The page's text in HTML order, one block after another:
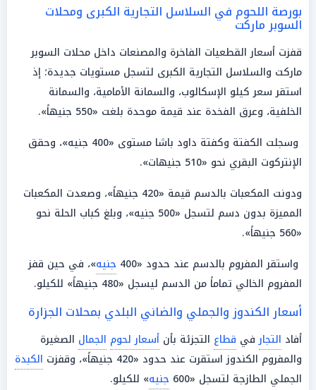
بورصة اللحوم في السلاسل التجارية الكبرى ومحلات
السوبر ماركت
قفزت أسعار القطعيات الفاخرة والمصنعات داخل محلات السوبر
ماركت والسلاسل التجارية الكبرى لتسجل مستويات جديدة؛ إذ
استقر سعر كيلو الإسكالوب، والسمانة الأمامية، والسمانة
الخلفية، وعرق الفخدة عند قيمة موحدة بلغت «550 جنيهاً».
وسجلت الكفتة وكفتة داود باشا مستوى «400 جنيه»، وحقق
الإنتركوت البقري نحو «510 جنيهات».
ودونت المكعبات بالدسم قيمة «420 جنيهاً»، وصعدت المكعبات
المميزة بدون دسم لتسجل «500 جنيه»، وبلغ كباب الحلة نحو
«560 جنيهاً».
واستقر المفروم بالدسم عند حدود «400
جنيه»، في حين قفز
المفروم الخالي تماماً من الدسم ليسجل «480 جنيهاً» للكيلو.
أسعار الكندوز والجملي والضاني البلدي بمحلات الجزارة
أفاد التجارفي قطاع التجزئة بأن أسعار لحوم الجمال الصغيرة
والمفروم الكندوز استقرت عند حدود «420 جنيهاً»، وقفزت
الكبدة
الجملي الطازجة لتسجل «600
جنيه» للكيلو.